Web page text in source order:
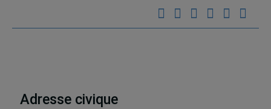
Adresse civique